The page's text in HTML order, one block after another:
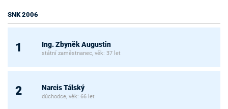
SNK 2006
1 Ing. Zbyněk Augustin
státní zaměstnanec, věk: 37 let
2 Narcis Tálský
důchodce, věk: 66 let